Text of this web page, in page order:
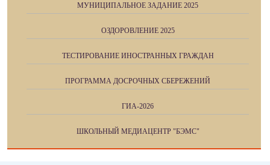
МУНИЦИПАЛЬНОЕ ЗАДАНИЕ 2025
ОЗДОРОВЛЕНИЕ 2025
ТЕСТИРОВАНИЕ ИНОСТРАННЫХ ГРАЖДАН
ПРОГРАММА ДОСРОЧНЫХ СБЕРЕЖЕНИЙ
ГИА-2026
ШКОЛЬНЫЙ МЕДИАЦЕНТР "БЭМС"